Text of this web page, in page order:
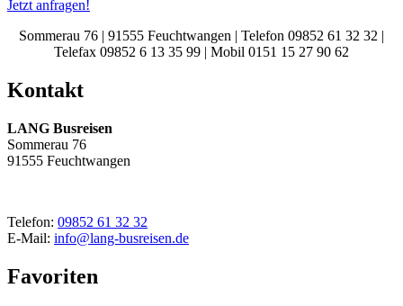
Jetzt anfragen!
Sommerau 76 | 91555 Feuchtwangen | Telefon 09852 61 32 32 |
Telefax 09852 6 13 35 99 | Mobil 0151 15 27 90 62
Kontakt
LANG Busreisen
Sommerau 76
91555 Feuchtwangen
Telefon: 09852 61 32 32
E-Mail: info@lang-busreisen.de
Favoriten